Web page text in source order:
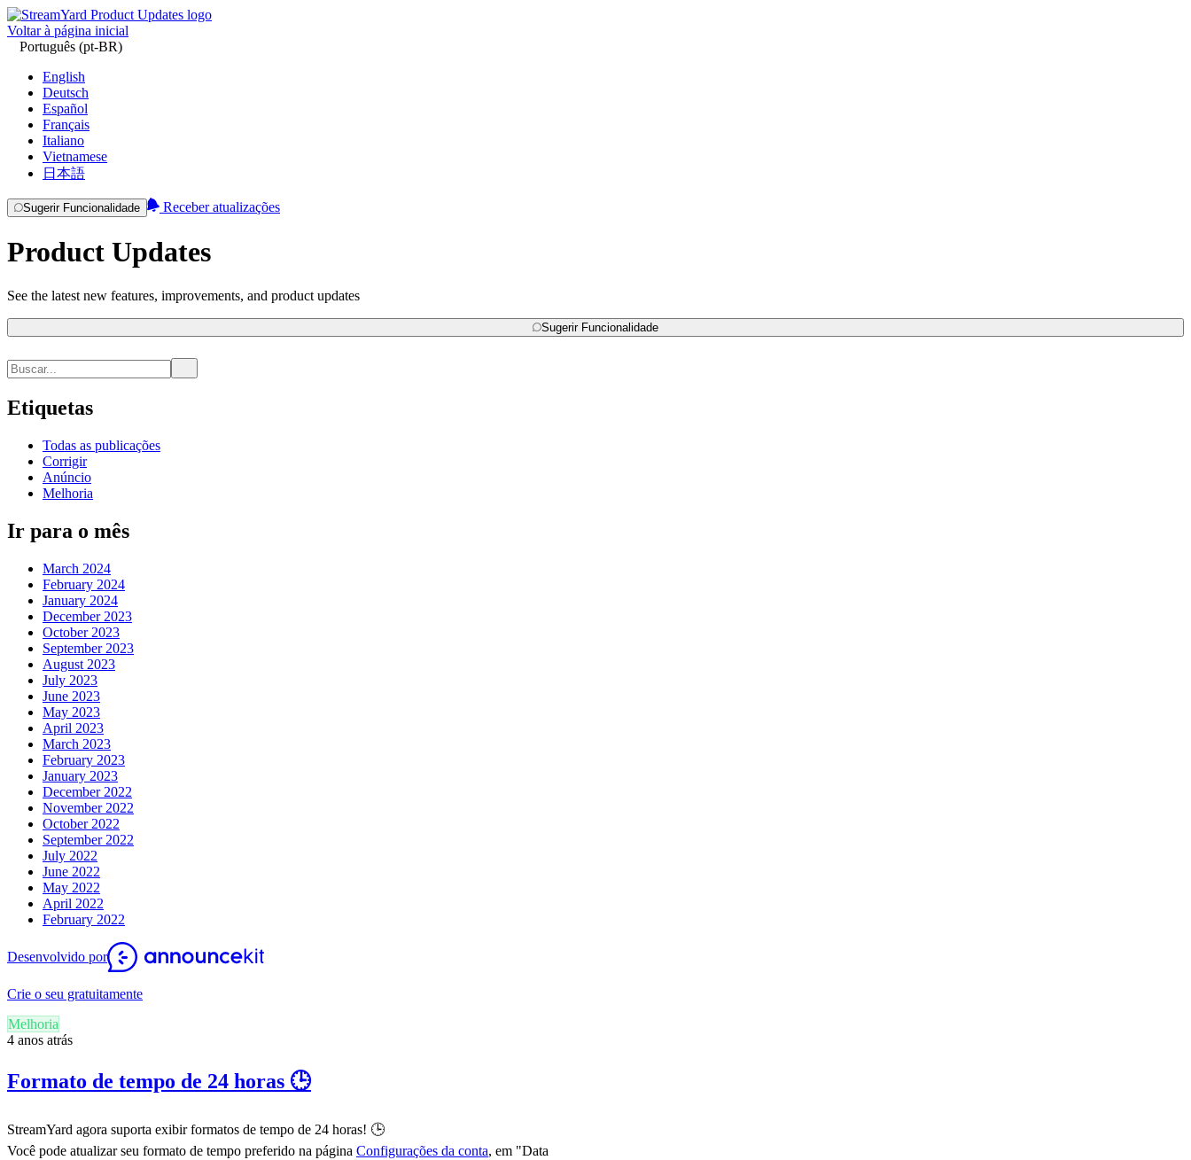
Voltar à página inicial
Português (pt-BR)
English
Deutsch
Español
Français
Italiano
Vietnamese
日本語
Sugerir Funcionalidade Receber atualizações
Product Updates
See the latest new features, improvements, and product updates
Sugerir Funcionalidade
Etiquetas
Todas as publicações
Corrigir
Anúncio
Melhoria
Ir para o mês
March 2024
February 2024
January 2024
December 2023
October 2023
September 2023
August 2023
July 2023
June 2023
May 2023
April 2023
March 2023
February 2023
January 2023
December 2022
November 2022
October 2022
September 2022
July 2022
June 2022
May 2022
April 2022
February 2022
Desenvolvido por
Crie o seu gratuitamente
Melhoria
4 anos atrás
Formato de tempo de 24 horas 🕒
StreamYard agora suporta exibir formatos de tempo de 24 horas! 🕒
Você pode atualizar seu formato de tempo preferido na página Configurações da conta, em "Data